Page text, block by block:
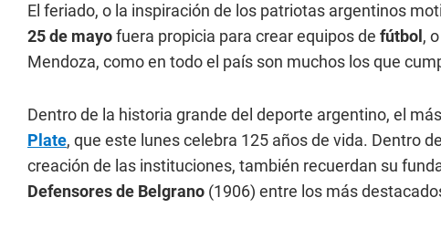
El feriado, o la inspiración de los patriotas argentinos
25 de mayofuera propicia para crear equipos de fútbol ,
Mendoza, como en todo el país son muchos los que
Dentro de la historia grande del deporte argentino, el
Plate, que este lunes celebra 125 años de vida. Dentro
creación de las instituciones, también recuerdan su
Defensores de Belgrano (1906) entre los más